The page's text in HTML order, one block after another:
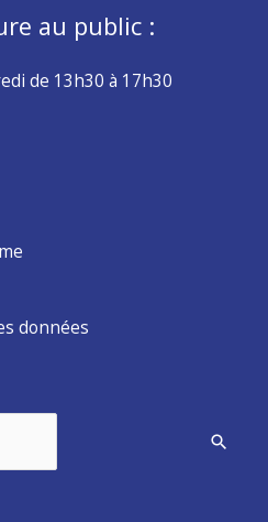
au public :
de 13h30 à 17h30
données